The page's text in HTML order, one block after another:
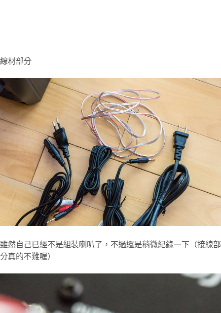
線材部分
雖然自己已經不是組裝喇叭了，不過還是稍微紀錄一下（接線部
分真的不難喔）